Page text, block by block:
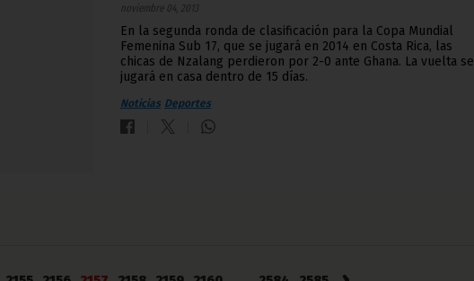
noviembre 04, 2013
En la segunda ronda de clasificación para la Copa Mundial
Femenina Sub 17, que se jugará en 2014 en Costa Rica, las
chicas de Nzalang perdieron por 2-0 ante Ghana. La vuelta se
jugará en casa dentro de 15 días.
Noticias Deportes